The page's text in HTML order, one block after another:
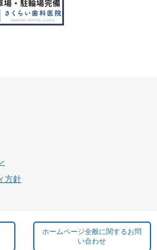
方針
ホームページ全般に関するお問
い合わせ